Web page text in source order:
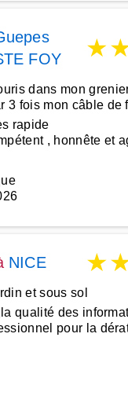
FOY ★
dans mon
3 fois mon câble de
rapide
, honnête et
NICE ★
et sous sol
qualité des
pour la